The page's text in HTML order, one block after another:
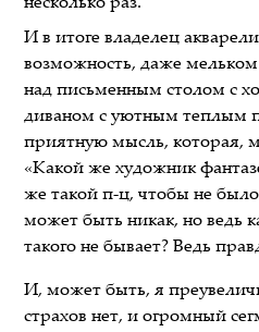
И в итоге владелец
возможность, даже мельком
над письменным столом с
диваном с уютным теплым
приятную мысль, которая,
«Какой же художник
же такой п-ц, чтобы не было
может быть никак, но ведь
такого не бывает? Ведь
И, может быть, я
страхов нет, и огромный